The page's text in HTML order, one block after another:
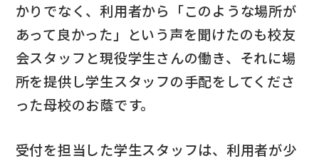
かりでなく、利用者から「このような場所が
あって良かった」という声を聞けたのも校友
会スタッフと現役学生さんの働き、それに場
所を提供し学生スタッフの手配をしてくださ
った母校のお蔭です。
受付を担当した学生スタッフは、利用者が少